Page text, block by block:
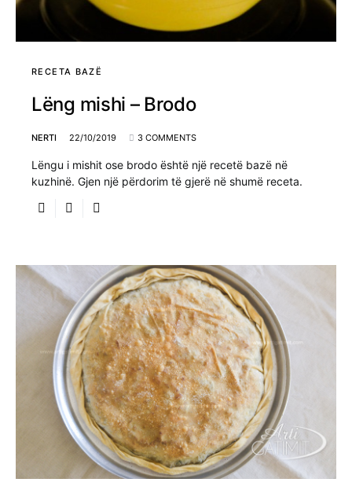
RECETA BAZË
Lëng mishi – Brodo
NERTI 22/10/2019 3 COMMENTS
Lëngu i mishit ose brodo është një recetë bazë në
kuzhinë. Gjen një përdorim të gjerë në shumë receta.